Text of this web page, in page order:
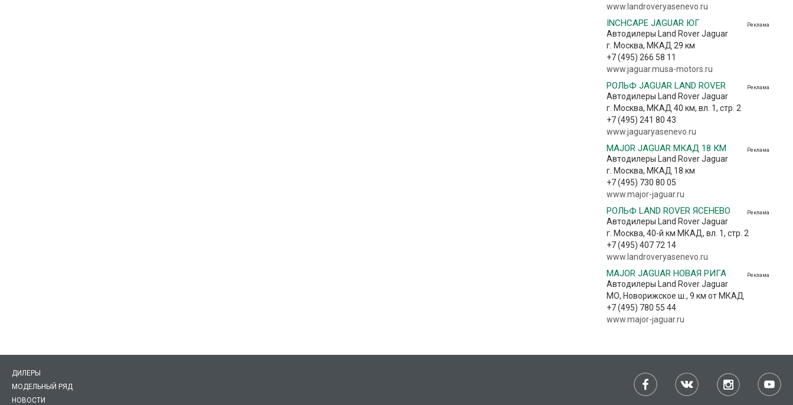
www.landroveryasenevo.ru
Реклама
INCHCAPE JAGUAR ЮГ
Автодилеры Land Rover Jaguar
г. Москва, МКАД 29 км
+7 (495) 266 58 11
www.jaguar.musa-motors.ru
Реклама
РОЛЬФ JAGUAR LAND ROVER
Автодилеры Land Rover Jaguar
г. Москва, МКАД 40 км, вл. 1, стр. 2
+7 (495) 241 80 43
www.jaguaryasenevo.ru
Реклама
MAJOR JAGUAR МКАД 18 КМ
Автодилеры Land Rover Jaguar
г. Москва, МКАД 18 км
+7 (495) 730 80 05
www.major-jaguar.ru
Реклама
РОЛЬФ LAND ROVER ЯСЕНЕВО
Автодилеры Land Rover Jaguar
г. Москва, 40-й км МКАД, вл. 1, стр. 2
+7 (495) 407 72 14
www.landroveryasenevo.ru
Реклама
MAJOR JAGUAR НОВАЯ РИГА
Автодилеры Land Rover Jaguar
МО, Новорижское ш., 9 км от МКАД
+7 (495) 780 55 44
www.major-jaguar.ru
ДИЛЕРЫ
МОДЕЛЬНЫЙ РЯД
НОВОСТИ